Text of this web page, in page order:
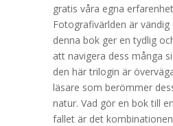
gratis våra egna
Fotografivärlden är
denna bok ger en tydlig
att navigera dess många
den här trilogin är
läsare som berömmer
natur. Vad gör en bok till
fallet är det